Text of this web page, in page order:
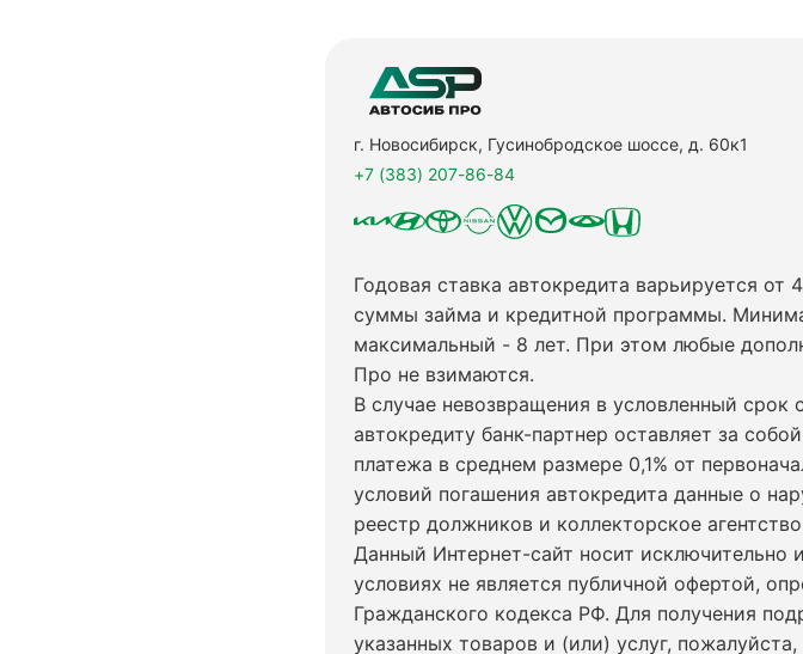
г. Новосибирск, Гусинобродское шоссе, д. 60к1
+7 (383) 207-86-84
Годовая ставка автокредита варьируется от
суммы займа и кредитной программы.
максимальный - 8 лет. При этом любые
Про не взимаются.
В случае невозвращения в условленный
автокредиту банк-партнер оставляет за
платежа в среднем размере 0,1% от
условий погашения автокредита данные о
реестр должников и коллекторское
Данный Интернет-сайт носит
условиях не является публичной офертой,
Гражданского кодекса РФ. Для получения
указанных товаров и (или) услуг,